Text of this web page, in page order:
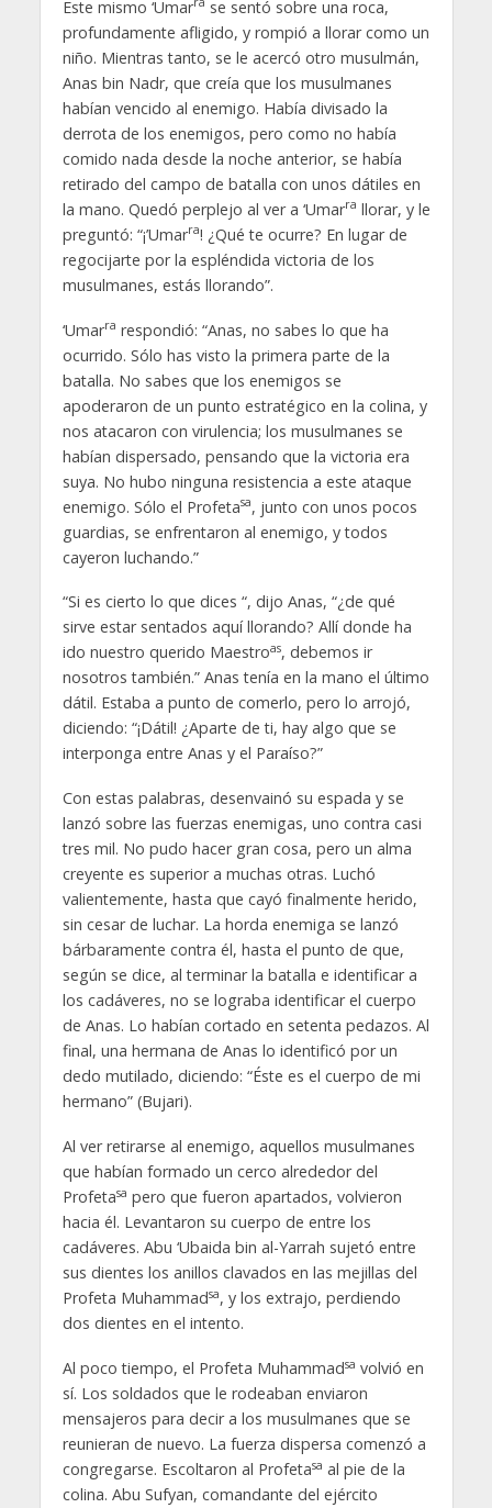
Este mismo ‘Umar
se sentó sobre una roca,
profundamente afligido, y rompió a llorar como un
niño. Mientras tanto, se le acercó otro musulmán,
Anas bin Nadr, que creía que los musulmanes
habían vencido al enemigo. Había divisado la
derrota de los enemigos, pero como no había
comido nada desde la noche anterior, se había
retirado del campo de batalla con unos dátiles en
la mano. Quedó perplejo al ver a ‘Umarra llorar, y le
preguntó: “¡’Umarra! ¿Qué te ocurre? En lugar de
regocijarte por la espléndida victoria de los
musulmanes, estás llorando”.
‘Umarra respondió: “Anas, no sabes lo que ha
ocurrido. Sólo has visto la primera parte de la
batalla. No sabes que los enemigos se
apoderaron de un punto estratégico en la colina, y
nos atacaron con virulencia; los musulmanes se
habían dispersado, pensando que la victoria era
suya. No hubo ninguna resistencia a este ataque
enemigo. Sólo el Profetasa, junto con unos pocos
guardias, se enfrentaron al enemigo, y todos
cayeron luchando.”
“Si es cierto lo que dices “, dijo Anas, “¿de qué
sirve estar sentados aquí llorando? Allí donde ha
ido nuestro querido Maestroas, debemos ir
nosotros también.” Anas tenía en la mano el último
dátil. Estaba a punto de comerlo, pero lo arrojó,
diciendo: “¡Dátil! ¿Aparte de ti, hay algo que se
interponga entre Anas y el Paraíso?”
Con estas palabras, desenvainó su espada y se
lanzó sobre las fuerzas enemigas, uno contra casi
tres mil. No pudo hacer gran cosa, pero un alma
creyente es superior a muchas otras. Luchó
valientemente, hasta que cayó finalmente herido,
sin cesar de luchar. La horda enemiga se lanzó
bárbaramente contra él, hasta el punto de que,
según se dice, al terminar la batalla e identificar a
los cadáveres, no se lograba identificar el cuerpo
de Anas. Lo habían cortado en setenta pedazos. Al
final, una hermana de Anas lo identificó por un
dedo mutilado, diciendo: “Éste es el cuerpo de mi
hermano” (Bujari).
Al ver retirarse al enemigo, aquellos musulmanes
que habían formado un cerco alrededor del
Profetasa pero que fueron apartados, volvieron
hacia él. Levantaron su cuerpo de entre los
cadáveres. Abu ‘Ubaida bin al-Yarrah sujetó entre
sus dientes los anillos clavados en las mejillas del
Profeta Muhammadsa, y los extrajo, perdiendo
dos dientes en el intento.
Al poco tiempo, el Profeta Muhammadsa volvió en
sí. Los soldados que le rodeaban enviaron
mensajeros para decir a los musulmanes que se
reunieran de nuevo. La fuerza dispersa comenzó a
congregarse. Escoltaron al Profetasa al pie de la
colina. Abu Sufyan, comandante del ejército